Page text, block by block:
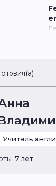
Учитель
7 лет